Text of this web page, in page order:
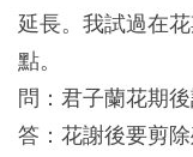
延長。我試過在
點。
問：君子蘭花期
答：花謝後要剪